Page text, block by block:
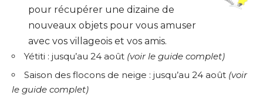
pour récupérer une dizaine de
nouveaux objets pour vous amuser
avec vos villageois et vos amis.
Yétiti : jusqu’au 24 août (voir le guide complet)
Saison des flocons de neige : jusqu’au 24 août (voir
le guide complet)